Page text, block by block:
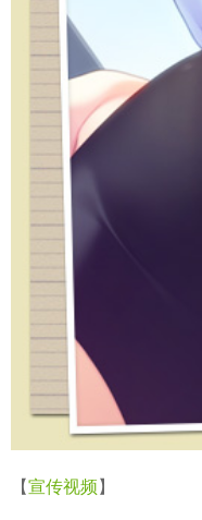
【宣传视频】